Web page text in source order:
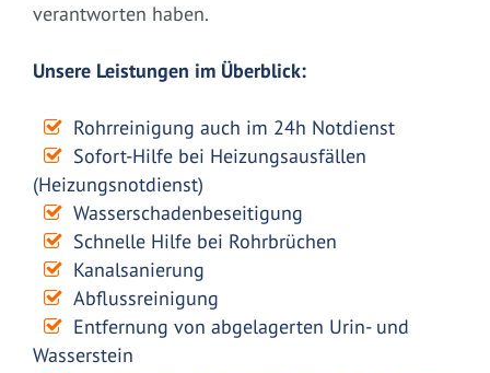
verantworten haben.
Unsere Leistungen im Überblick:
Rohrreinigung auch im 24h Notdienst
Sofort-Hilfe bei Heizungsausfällen
(Heizungsnotdienst)
Wasserschadenbeseitigung
Schnelle Hilfe bei Rohrbrüchen
Kanalsanierung
Abflussreinigung
Entfernung von abgelagerten Urin- und
Wasserstein